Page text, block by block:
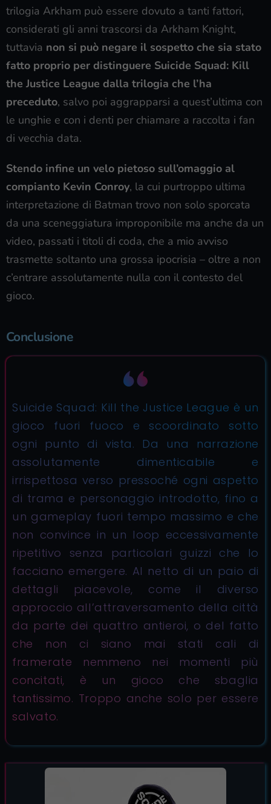
trilogia Arkham può essere dovuto a tanti fattori,
considerati gli anni trascorsi da Arkham Knight,
tuttavia non si può negare il sospetto che sia stato
fatto proprio per distinguere Suicide Squad: Kill
the Justice League dalla trilogia che l’ha
preceduto, salvo poi aggrapparsi a quest’ultima con
le unghie e con i denti per chiamare a raccolta i fan
di vecchia data.
Stendo infine un velo pietoso sull’omaggio al
compianto Kevin Conroy, la cui purtroppo ultima
interpretazione di Batman trovo non solo sporcata
da una sceneggiatura improponibile ma anche da un
video, passati i titoli di coda, che a mio avviso
trasmette soltanto una grossa ipocrisia – oltre a non
c’entrare assolutamente nulla con il contesto del
gioco.
Conclusione
Suicide Squad: Kill the Justice League è un
gioco fuori fuoco e scoordinato sotto
ogni punto di vista. Da una narrazione
assolutamente dimenticabile e
irrispettosa verso pressoché ogni aspetto
di trama e personaggio introdotto, fino a
un gameplay fuori tempo massimo e che
non convince in un loop eccessivamente
ripetitivo senza particolari guizzi che lo
facciano emergere. Al netto di un paio di
dettagli piacevole, come il diverso
approccio all’attraversamento della città
da parte dei quattro antieroi, o del fatto
che non ci siano mai stati cali di
framerate nemmeno nei momenti più
concitati, è un gioco che sbaglia
tantissimo. Troppo anche solo per essere
salvato.